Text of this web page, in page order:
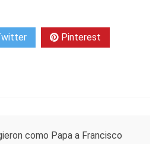
Pinterest
como Papa a Francisco